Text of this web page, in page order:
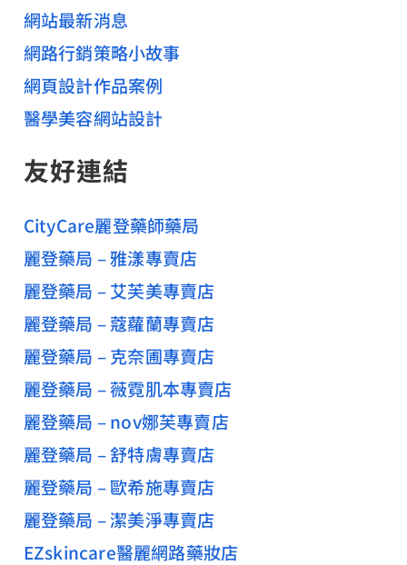
網站最新消息
網路行銷策略小故事
網頁設計作品案例
醫學美容網站設計
友好連結
CityCare麗登藥師藥局
麗登藥局 – 雅漾專賣店
麗登藥局 – 艾芙美專賣店
麗登藥局 – 蔻蘿蘭專賣店
麗登藥局 – 克奈圃專賣店
麗登藥局 – 薇霓肌本專賣店
麗登藥局 – nov娜芙專賣店
麗登藥局 – 舒特膚專賣店
麗登藥局 – 歐希施專賣店
麗登藥局 – 潔美淨專賣店
EZskincare醫麗網路藥妝店